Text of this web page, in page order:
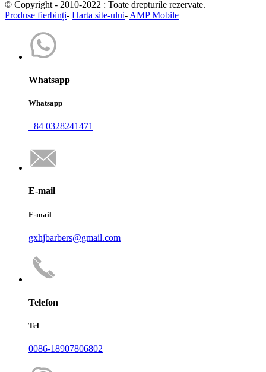
© Copyright - 2010-2022 : Toate drepturile rezervate.
Produse fierbinți- Harta site-ului- AMP Mobile
Whatsapp
Whatsapp
+84 0328241471
E-mail
E-mail
gxhjbarbers@gmail.com
Telefon
Tel
0086-18907806802